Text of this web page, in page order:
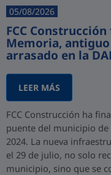
05/08/2026
FCC
Memoria,
arrasado en la
LEER MÁS
FCC Construcción ha
puente del municipio de
2024. La nueva
el 29 de julio, no solo
municipio, sino que se